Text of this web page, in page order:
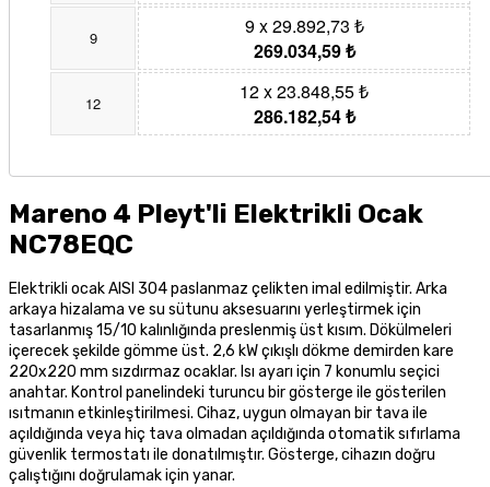
9
9 x 29.892,73 ₺
269.034,59 ₺
12
12 x 23.848,55 ₺
286.182,54 ₺
Mareno 4 Pleyt'li Elektrikli Ocak
NC78EQC
Elektrikli ocak AISI 304 paslanmaz çelikten imal edilmiştir. Arka
arkaya hizalama ve su sütunu aksesuarını yerleştirmek için
tasarlanmış 15/10 kalınlığında preslenmiş üst kısım. Dökülmeleri
içerecek şekilde gömme üst. 2,6 kW çıkışlı dökme demirden kare
220x220 mm sızdırmaz ocaklar. Isı ayarı için 7 konumlu seçici
anahtar. Kontrol panelindeki turuncu bir gösterge ile gösterilen
ısıtmanın etkinleştirilmesi. Cihaz, uygun olmayan bir tava ile
açıldığında veya hiç tava olmadan açıldığında otomatik sıfırlama
güvenlik termostatı ile donatılmıştır. Gösterge, cihazın doğru
çalıştığını doğrulamak için yanar.